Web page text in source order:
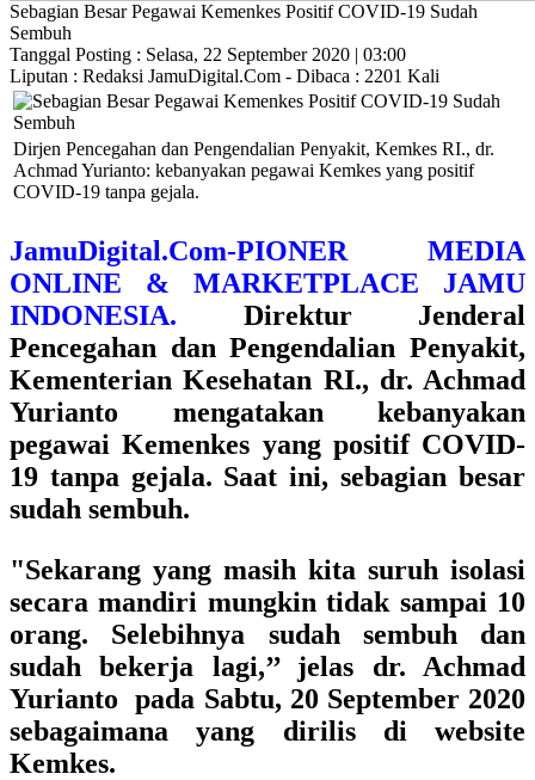
Sebagian Besar Pegawai Kemenkes Positif COVID-19 Sudah
Sembuh
Tanggal Posting : Selasa, 22 September 2020 | 03:00
Liputan : Redaksi JamuDigital.Com - Dibaca : 2201 Kali
Dirjen Pencegahan dan Pengendalian Penyakit, Kemkes RI., dr.
Achmad Yurianto: kebanyakan pegawai Kemkes yang positif
COVID-19 tanpa gejala.
JamuDigital.Com-PIONER MEDIA
ONLINE & MARKETPLACE JAMU
INDONESIA. Direktur Jenderal
Pencegahan dan Pengendalian Penyakit,
Kementerian Kesehatan RI., dr. Achmad
Yurianto mengatakan kebanyakan
pegawai Kemenkes yang positif COVID-
19 tanpa gejala. Saat ini, sebagian besar
sudah sembuh.
"Sekarang yang masih kita suruh isolasi
secara mandiri mungkin tidak sampai 10
orang. Selebihnya sudah sembuh dan
sudah bekerja lagi,’’ jelas dr. Achmad
Yurianto pada Sabtu, 20 September 2020
sebagaimana yang dirilis di website
Kemkes.